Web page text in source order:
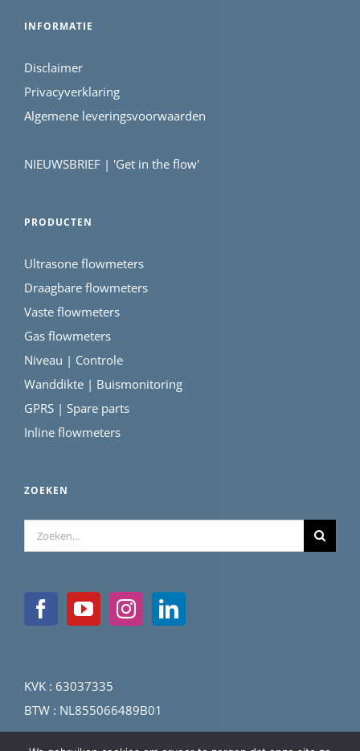
INFORMATIE
Disclaimer
Privacyverklaring
Algemene leveringsvoorwaarden
NIEUWSBRIEF | 'Get in the flow'
PRODUCTEN
Ultrasone flowmeters
Draagbare flowmeters
Vaste flowmeters
Gas flowmeters
Niveau | Controle
Wanddikte | Buismonitoring
GPRS | Spare parts
Inline flowmeters
ZOEKEN
Zoeken
naar:
KVK : 63037335
BTW : NL855066489B01